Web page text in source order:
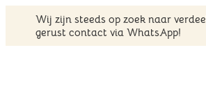
Wij zijn steeds op zoek naar
gerust contact via WhatsApp!